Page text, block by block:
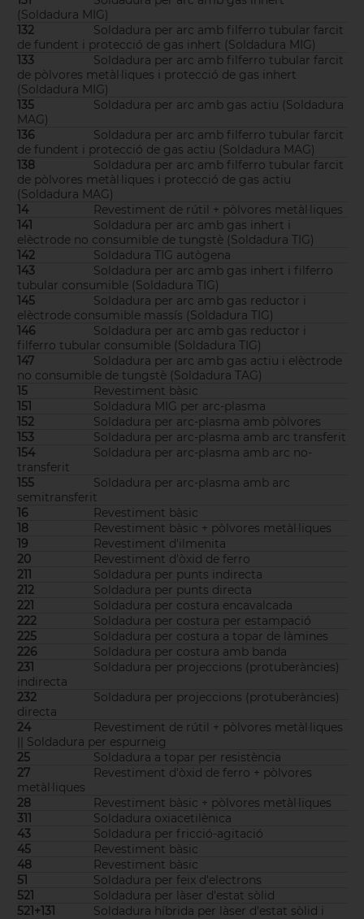
(Soldadura MIG)
132
Soldadura per arc amb filferro tubular farcit
de fundent i protecció de gas inhert (Soldadura MIG)
133
Soldadura per arc amb filferro tubular farcit
de pòlvores metàl·liques i protecció de gas inhert
(Soldadura MIG)
135
Soldadura per arc amb gas actiu (Soldadura
MAG)
136
Soldadura per arc amb filferro tubular farcit
de fundent i protecció de gas actiu (Soldadura MAG)
138
Soldadura per arc amb filferro tubular farcit
de pòlvores metàl·liques i protecció de gas actiu
(Soldadura MAG)
14
Revestiment de rútil + pòlvores metàl·liques
141
Soldadura per arc amb gas inhert i
elèctrode no consumible de tungstè (Soldadura TIG)
142
Soldadura TIG autògena
143
Soldadura per arc amb gas inhert i filferro
tubular consumible (Soldadura TIG)
145
Soldadura per arc amb gas reductor i
elèctrode consumible massís (Soldadura TIG)
146
Soldadura per arc amb gas reductor i
filferro tubular consumible (Soldadura TIG)
147
Soldadura per arc amb gas actiu i elèctrode
no consumible de tungstè (Soldadura TAG)
15
Revestiment bàsic
151
Soldadura MIG per arc-plasma
152
Soldadura per arc-plasma amb pòlvores
153
Soldadura per arc-plasma amb arc transferit
154
Soldadura per arc-plasma amb arc no-
transferit
155
Soldadura per arc-plasma amb arc
semitransferit
16
Revestiment bàsic
18
Revestiment bàsic + pòlvores metàl·liques
19
Revestiment d'ilmenita
20
Revestiment d'òxid de ferro
211
Soldadura per punts indirecta
212
Soldadura per punts directa
221
Soldadura per costura encavalcada
222
Soldadura per costura per estampació
225
Soldadura per costura a topar de làmines
226
Soldadura per costura amb banda
231
Soldadura per projeccions (protuberàncies)
indirecta
232
Soldadura per projeccions (protuberàncies)
directa
24
Revestiment de rútil + pòlvores metàl·liques
|| Soldadura per espurneig
25
Soldadura a topar per resistència
27
Revestiment d'òxid de ferro + pòlvores
metàl·liques
28
Revestiment bàsic + pòlvores metàl·liques
311
Soldadura oxiacetilènica
43
Soldadura per fricció-agitació
45
Revestiment bàsic
48
Revestiment bàsic
51
Soldadura per feix d'electrons
521
Soldadura per làser d'estat sòlid
521+131
Soldadura híbrida per làser d'estat sòlid i